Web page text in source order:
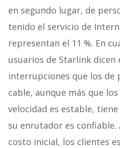
en segundo lugar, de
tenido el servicio de
representan el 11 %. En
usuarios de Starlink
interrupciones que los de
cable, aunque más que
velocidad es estable,
su enrutador es confiable.
costo inicial, los clientes